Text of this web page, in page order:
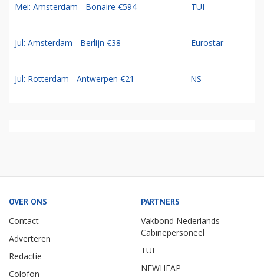
Mei: Amsterdam - Bonaire €594 TUI
Jul: Amsterdam - Berlijn €38 Eurostar
Jul: Rotterdam - Antwerpen €21 NS
OVER ONS
Contact
Adverteren
Redactie
Colofon
PARTNERS
Vakbond Nederlands
Cabinepersoneel
TUI
NEWHEAP